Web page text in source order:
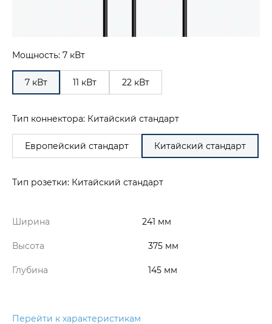
Мощность: 7 кВт
7 кВт 11 кВт 22 кВт
Тип коннектора: Китайский стандарт
Европейский стандарт Китайский стандарт
Тип розетки: Китайский стандарт
Ширина 241 мм
Высота 375 мм
Глубина 145 мм
Перейти к характеристикам